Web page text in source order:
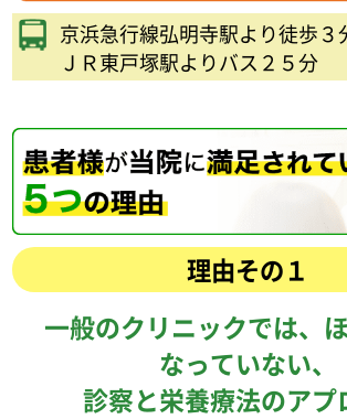
京浜急行線弘明寺駅より徒歩３
ＪＲ東戸塚駅よりバス２５分
理由その１
一般のクリニックでは、
なっていない、
診察と栄養療法のアプ